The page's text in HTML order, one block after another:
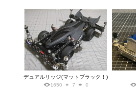
デュアルリッジ(マットブラック！)
1650 7 0